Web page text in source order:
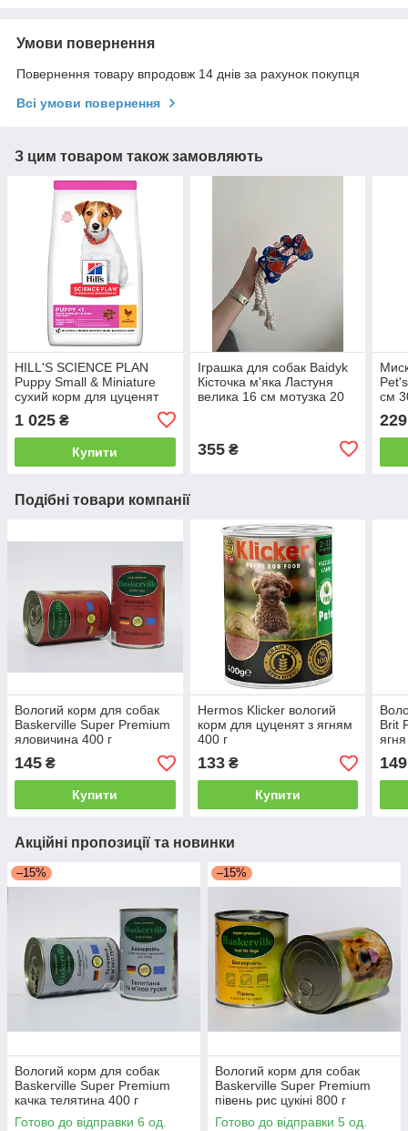
Умови повернення
Повернення товару впродовж 14 днів за рахунок покупця
Всі умови повернення
З цим товаром також замовляють
HILL'S SCIENCE PLAN
Puppy Small & Miniature
сухий корм для цуценят
малих порід курка 1.5 кг
1 025 ₴
Купити
Іграшка для собак Baidyk
Кісточка м'яка Ластуня
велика 16 см мотузка 20
355₴
см
229
Подібні товари компанії
Вологий корм для собак
Baskerville Super Premium
яловичина 400 г
145 ₴
Купити
Hermos Klicker вологий
корм для цуценят з ягням
400 г
133₴
Купити
Brit
149
Акційні пропозиції та новинки
–15%
Вологий корм для собак
Baskerville Super Premium
качка телятина 400 г
Готово до відправки 6 од.
–15%
Вологий корм для собак
Baskerville Super Premium
півень рис цукіні 800 г
Готово до відправки 5 од.